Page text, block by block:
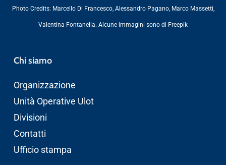
Photo Credits: Marcello Di Francesco, Alessandro Pagano, Marco Massetti,
Valentina Fontanella. Alcune immagini sono di Freepik
Chi siamo
Organizzazione
Unità Operative Ulot
Divisioni
Contatti
Ufficio stampa